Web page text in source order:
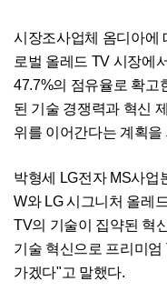
시장조사업체 옴디아에
로벌 올레드 TV 시장에
47.7%의 점유율로 확고
된 기술 경쟁력과 혁신
위를 이어간다는 계획을
박형세 LG전자 MS사업
W와 LG 시그니처 올레
TV의 기술이 집약된 혁
기술 혁신으로 프리미
가겠다"고 말했다.